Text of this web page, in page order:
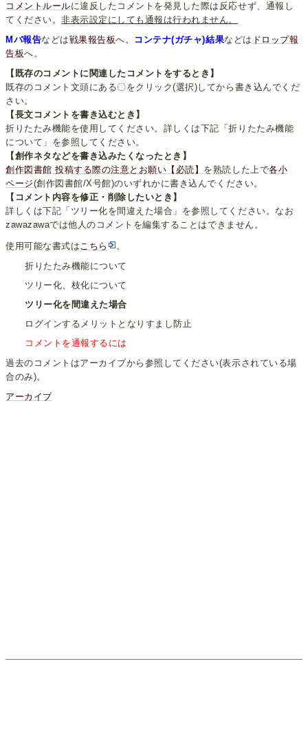
コメントルールに違反したコメントを発見した際は反応せず、通報し
てください。非表示設定にしても通報は行われません。
Mバ報告などは戦果報告板へ。 コンテナ(ガチャ)結果などは ドロップ報
告板へ。
【既存のコメントに関連したコメントをするとき】
既存のコメント文頭にある〇をクリック(選択)してから書き込んでくだ
さい。
【長文コメントを書き込むとき】
折りたたみ機能を使用してください。詳しくは下記「折りたたみ機能
について」を参照してください。
【創作ネタなどを書き込みたくなったとき】
創作図書館 投稿する際の注意とお願い【必読】 を熟読した上で各小
ページ(創作図書館/X号館)のいずれかに書き込んでください。
【コメント内容を修正・削除したいとき】
詳しくは下記「ツリー化を間違えた場合」を参照してください。なお
zawazawaでは他人のコメントを編集することはできません。
使用可能な書式は こちら
。
折りたたみ機能について
ツリー化、枝化について
ツリー化を間違えた場合
ログインするメリットとなりすまし防止
コメントを通報するには
過去のコメントはアーカイブから参照してください(表示されている場
合のみ)。
アーカイブ